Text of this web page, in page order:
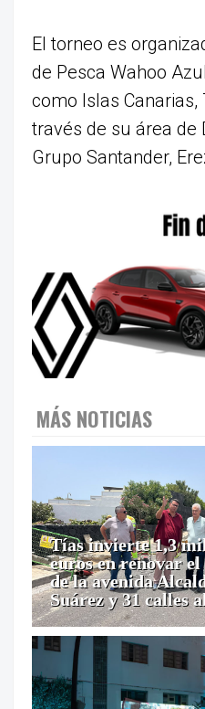
El torneo es
de Pesca Wahoo
como Islas
través de su área de
Grupo Santander,
MÁS NOTICIAS
Tías invierte 1,3
euros en renovar
de la avenida
Suárez y 31 calles